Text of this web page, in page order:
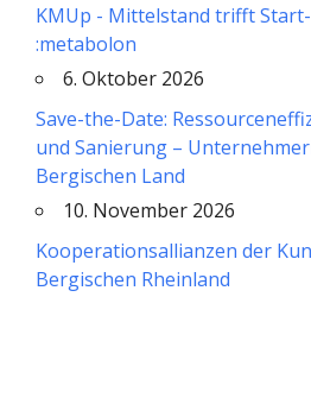
KMUp - Mittelstand trifft
:metabolon
6. Oktober 2026
Save-the-Date:
und Sanierung –
Bergischen Land
10. November 2026
Kooperationsallianzen der
Bergischen Rheinland